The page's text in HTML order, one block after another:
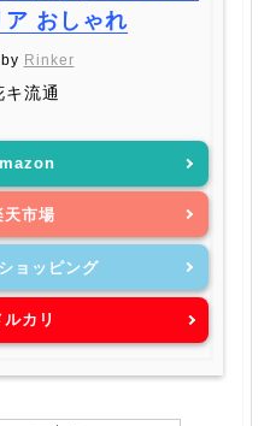
ア おしゃれ
Rinker
キ流通
天市場
ョッピング
ルカリ